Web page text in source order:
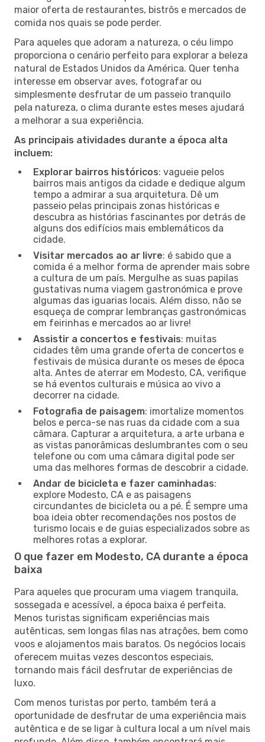
maior oferta de restaurantes, bistrôs e mercados de
comida nos quais se pode perder.
Para aqueles que adoram a natureza, o céu limpo
proporciona o cenário perfeito para explorar a beleza
natural de Estados Unidos da América. Quer tenha
interesse em observar aves, fotografar ou
simplesmente desfrutar de um passeio tranquilo
pela natureza, o clima durante estes meses ajudará
a melhorar a sua experiência.
As principais atividades durante a época alta
incluem:
Explorar bairros históricos: vagueie pelos
bairros mais antigos da cidade e dedique algum
tempo a admirar a sua arquitetura. Dê um
passeio pelas principais zonas históricas e
descubra as histórias fascinantes por detrás de
alguns dos edifícios mais emblemáticos da
cidade.
Visitar mercados ao ar livre: é sabido que a
comida é a melhor forma de aprender mais sobre
a cultura de um país. Mergulhe as suas papilas
gustativas numa viagem gastronómica e prove
algumas das iguarias locais. Além disso, não se
esqueça de comprar lembranças gastronómicas
em feirinhas e mercados ao ar livre!
Assistir a concertos e festivais: muitas
cidades têm uma grande oferta de concertos e
festivais de música durante os meses de época
alta. Antes de aterrar em Modesto, CA, verifique
se há eventos culturais e música ao vivo a
decorrer na cidade.
Fotografia de paisagem: imortalize momentos
belos e perca-se nas ruas da cidade com a sua
câmara. Capturar a arquitetura, a arte urbana e
as vistas panorâmicas deslumbrantes com o seu
telefone ou com uma câmara digital pode ser
uma das melhores formas de descobrir a cidade.
Andar de bicicleta e fazer caminhadas:
explore Modesto, CA e as paisagens
circundantes de bicicleta ou a pé. É sempre uma
boa ideia obter recomendações nos postos de
turismo locais e de guias especializados sobre as
melhores rotas a explorar.
O que fazer em Modesto, CA durante a época
baixa
Para aqueles que procuram uma viagem tranquila,
sossegada e acessível, a época baixa é perfeita.
Menos turistas significam experiências mais
autênticas, sem longas filas nas atrações, bem como
voos e alojamentos mais baratos. Os negócios locais
oferecem muitas vezes descontos especiais,
tornando mais fácil desfrutar de experiências de
luxo.
Com menos turistas por perto, também terá a
oportunidade de desfrutar de uma experiência mais
autêntica e de se ligar à cultura local a um nível mais